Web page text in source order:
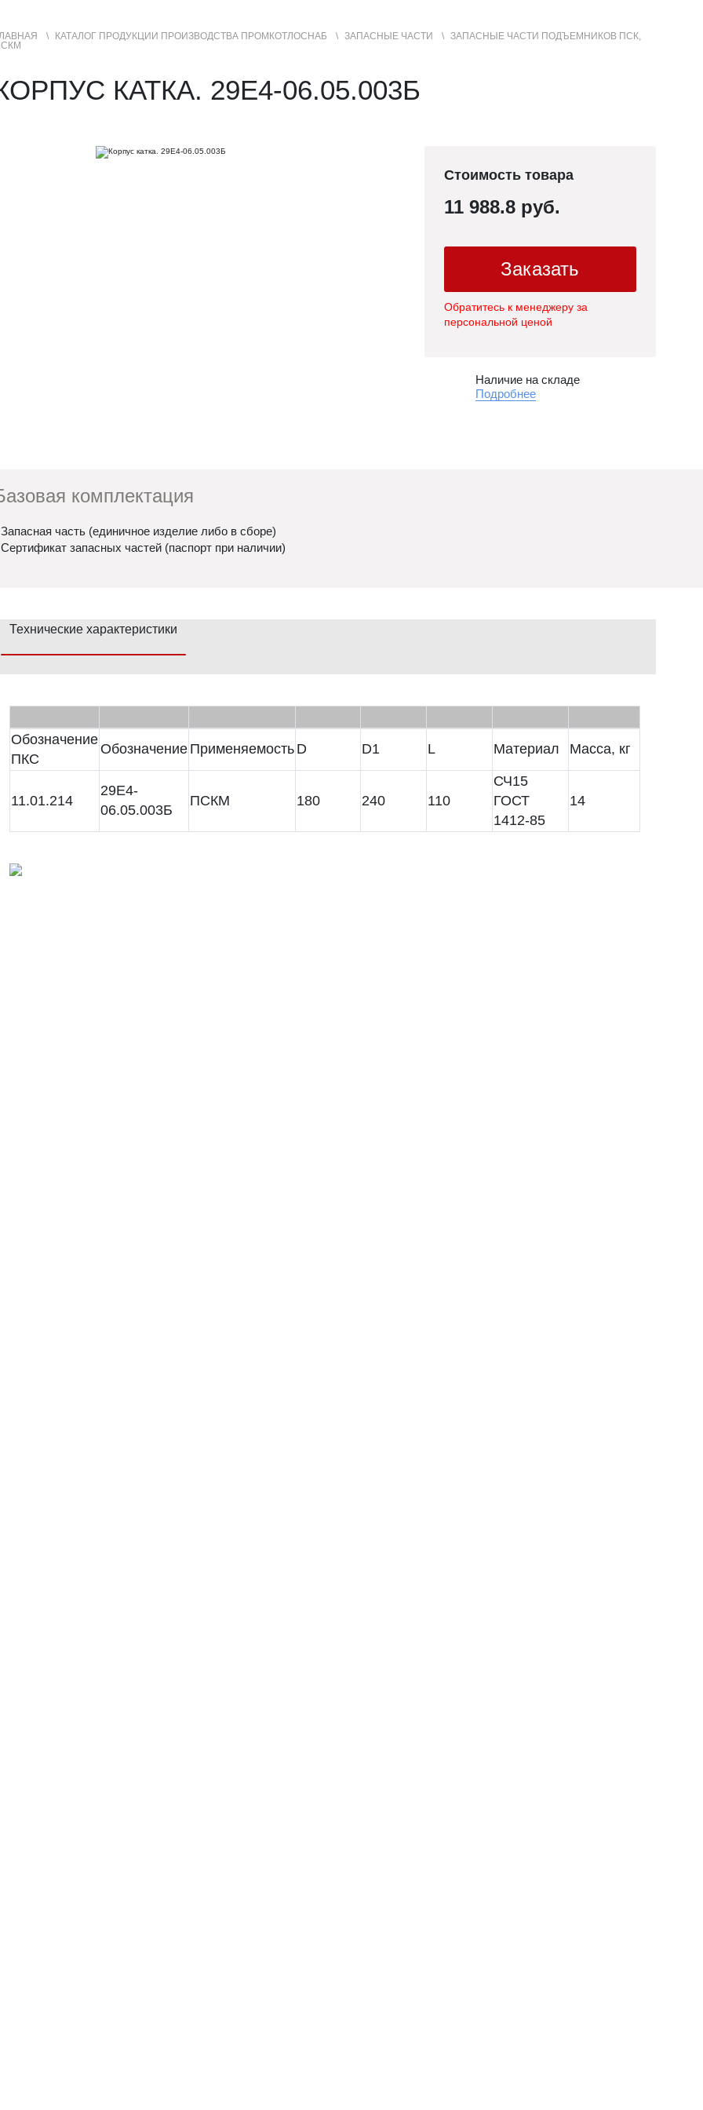
КАТАЛОГ ПРОДУКЦИИ ПРОИЗВОДСТВА ПРОМКОТЛОСНАБ ЗАПАСНЫЕ ЧАСТИ
ЗАПАСНЫЕ ЧАСТИ ПОДЪЕМНИКОВ ПСК,
КАТКА. 29Е4-06.05.003Б
Стоимость товара
11 988.8 руб.
Заказать
Обратитесь к менеджеру за
персональной ценой
Наличие на складе
Подробнее
комплектация
Запасная часть (единичное изделие либо в сборе)
Сертификат запасных частей (паспорт при наличии)
Технические характеристики
Обозначение
ПКС
Обозначение Применяемость D D1 L Материал Масса, кг
11.01.214
29Е4-
06.05.003Б
ПСКМ 180 240 110
СЧ15
ГОСТ
1412-85
14